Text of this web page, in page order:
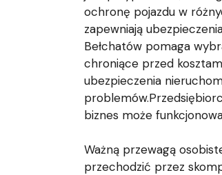
ochronę pojazdu w
zapewniają
Bełchatów pomaga
chroniące przed
ubezpieczenia
biznes może
Ważną przewagą
przechodzić przez